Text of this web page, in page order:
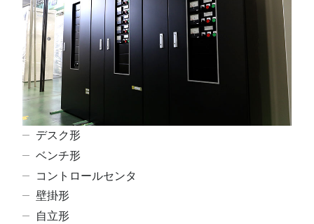
デスク形
ベンチ形
コントロールセンタ
壁掛形
自立形